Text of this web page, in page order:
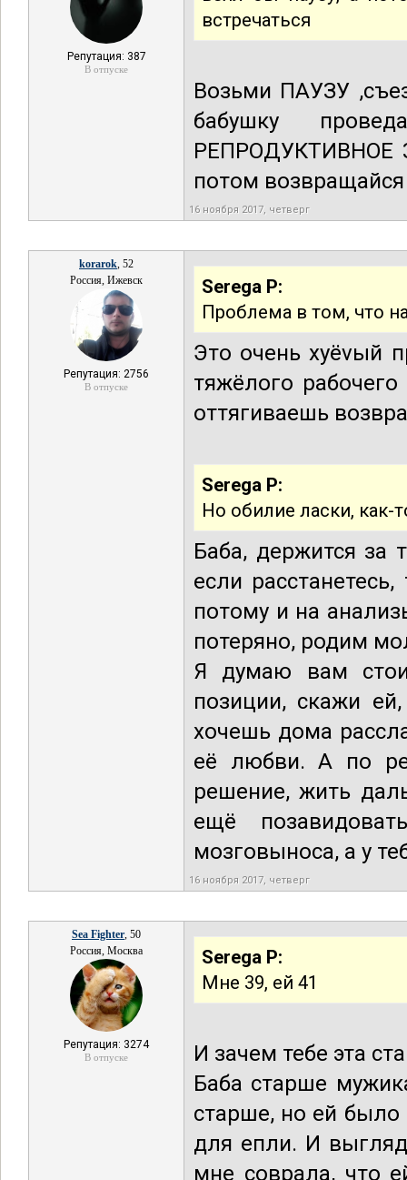
Репутация: 387
В отпуске
встречаться
Возьми ПАУЗУ
бабушку
РЕПРОДУКТИВНОЕ
потом
16 ноября 2017, четверг
korarok, 52
Россия, Ижевск
Репутация: 2756
В отпуске
Serega P:
Проблема в том, что
Это очень хуёvый
тяжёлого
оттягиваешь
Serega P:
Но обилие ласки, как-
Баба, держится за
если
потому и на
потеряно, родим
Я думаю вам
позиции, скажи
хочешь дома
её любви. А по
решение, жить
ещё
мозговыноса, а у
16 ноября 2017, четверг
Sea Fighter, 50
Россия, Москва
Репутация: 3274
В отпуске
Serega P:
Мне 39, ей 41
И зачем тебе эта
Баба старше
старше, но ей было
для епли. И
мне соврала, что